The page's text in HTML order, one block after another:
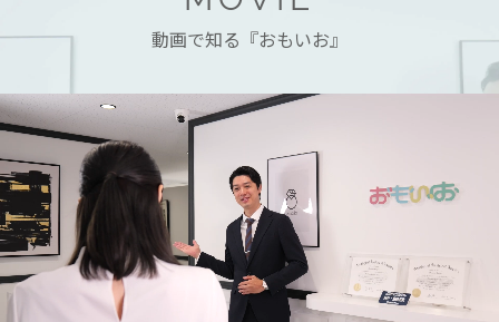
動画で知る『おもいお』